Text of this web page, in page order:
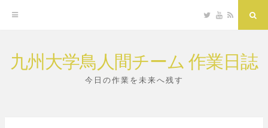
Skip
Twitter
YouTube
RSS
九州大学鳥人間チーム 作業日誌
今日の作業を未来へ残す